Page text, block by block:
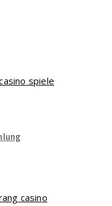
spiele
casino